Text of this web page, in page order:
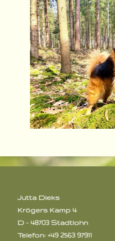
Jutta Dieks
Krögers Kamp 4
D - 48703 Stadtlohn
Telefon: +49 2563 97911